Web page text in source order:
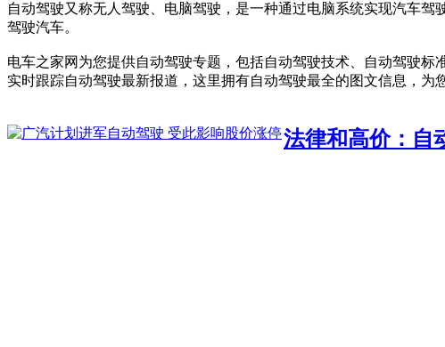
自动驾驶又称无人驾驶、电脑驾驶，是一种通过电脑系统实现汽车
驾驶汽车。
电车之家网为您提供自动驾驶专题，包括自动驾驶技术、自动驾驶
实时跟踪自动驾驶最新报道，这里拥有自动驾驶最全的图文信息，为
法律和高价：自